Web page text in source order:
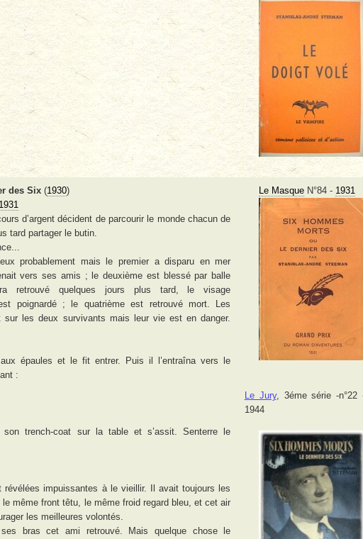
des Six(1930)
1931
d’argent décident de parcourir le monde chacun de
tard partager le butin.
probablement mais le premier a disparu en mer
vers ses amis ; le deuxième est blessé par balle
retrouvé quelques jours plus tard, le visage
poignardé ; le quatrième est retrouvé mort. Les
sur les deux survivants mais leur vie est en danger.
épaules et le fit entrer. Puis il l’entraîna vers le
:
son trench-coat sur la table et s’assit. Senterre le
révélées impuissantes à le vieillir. Il avait toujours les
même front têtu, le même froid regard bleu, et cet air
les meilleures volontés.
bras cet ami retrouvé. Mais quelque chose le
Le MasqueN°84 - 1931
Le Jury, 3éme série -n°22
1944